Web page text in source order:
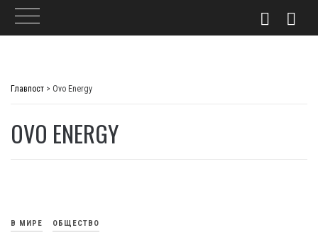
Главпост > Ovo Energy
OVO ENERGY
В МИРЕ ОБЩЕСТВО